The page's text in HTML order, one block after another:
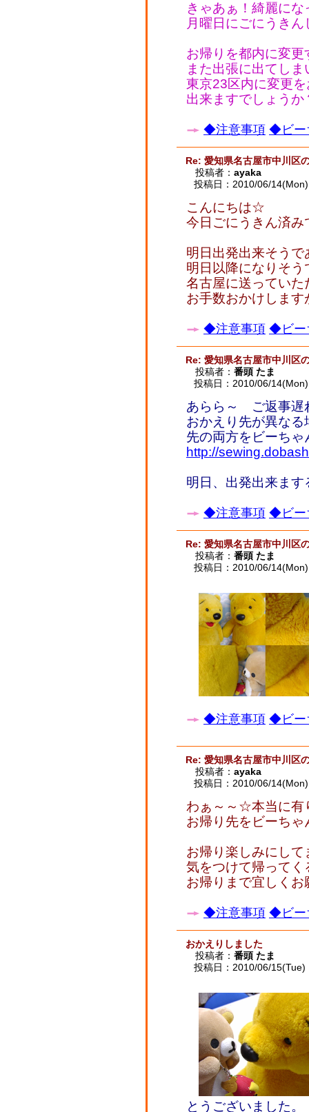
きゃあぁ！綺麗にな
月曜日にごにうきん
お帰りを都内に変
また出張に出てしま
東京23区内に変更
出来ますでしょうか
◆注意事項 ◆ビー
Re: 愛知県名古屋市中川区
投稿者： ayaka
投稿日：2010/06/
こんにちは☆
今日ごにうきん済み
明日出発出来そうで
明日以降になりそう
名古屋に送っていた
お手数おかけしま
◆注意事項 ◆ビー
Re: 愛知県名古屋市中川区
投稿者： 番頭 たま
投稿日：2010/06/
あらら～ ご返事遅
おかえり先が異な
先の両方をビーち
http://
明日、出発出来ます
◆注意事項 ◆ビー
Re: 愛知県名古屋市中川区
投稿者： 番頭 たま
投稿日：2010/06/
◆注意事項 ◆ビー
Re: 愛知県名古屋市中川区
投稿者： ayaka
投稿日：2010/06/
わぁ～～☆本当に有
お帰り先をビーち
お帰り楽しみにして
気をつけて帰ってく
お帰りまで宜しくお
◆注意事項 ◆ビー
おかえりしました
投稿者： 番頭 たま
投稿日：2010/06/
とうございました。